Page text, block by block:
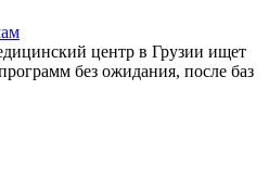
центр в Грузии ищет
без ожидания, после баз